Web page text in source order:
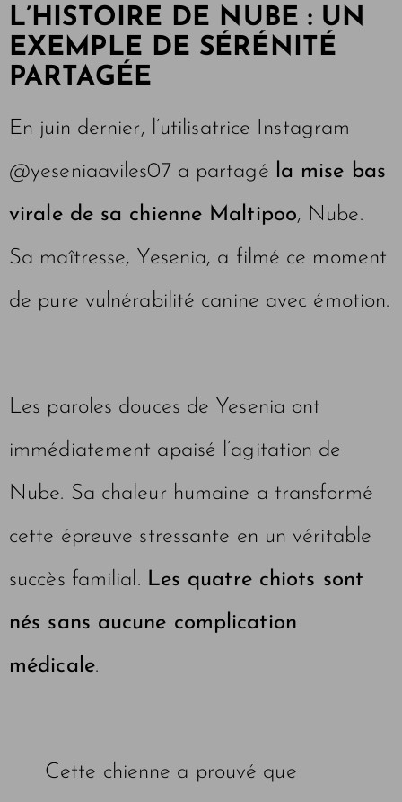
L’HISTOIRE DE NUBE : UN
EXEMPLE DE SÉRÉNITÉ
PARTAGÉE
En juin dernier, l’utilisatrice Instagram
@yeseniaaviles07 a partagé la mise bas
virale de sa chienne Maltipoo, Nube.
Sa maîtresse, Yesenia, a filmé ce moment
de pure vulnérabilité canine avec émotion.
Les paroles douces de Yesenia ont
immédiatement apaisé l’agitation de
Nube. Sa chaleur humaine a transformé
cette épreuve stressante en un véritable
succès familial. Les quatre chiots sont
nés sans aucune complication
médicale.
Cette chienne a prouvé que